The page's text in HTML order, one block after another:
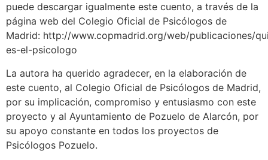
puede descargar igualmente este cuento, a través de la
página web del Colegio Oficial de Psicólogos de
Madrid: http://www.copmadrid.org/web/publicaciones/
es-el-psicologo
La autora ha querido agradecer, en la elaboración de
este cuento, al Colegio Oficial de Psicólogos de Madrid,
por su implicación, compromiso y entusiasmo con este
proyecto y al Ayuntamiento de Pozuelo de Alarcón, por
su apoyo constante en todos los proyectos de
Psicólogos Pozuelo.